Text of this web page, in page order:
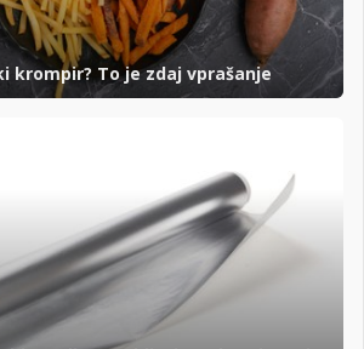
krompir? To je zdaj vprašanje